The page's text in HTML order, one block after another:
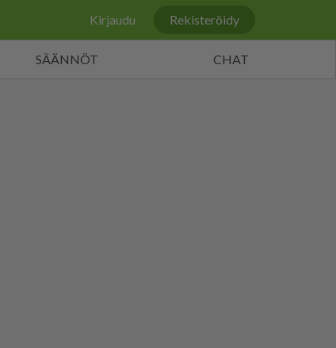
Kirjaudu Rekisteröidy
SÄÄNNÖT CHAT